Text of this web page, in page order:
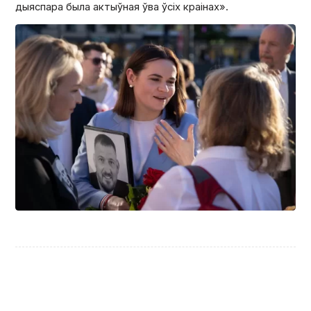
дыяспара была актыўная ўва ўсіх краінах».